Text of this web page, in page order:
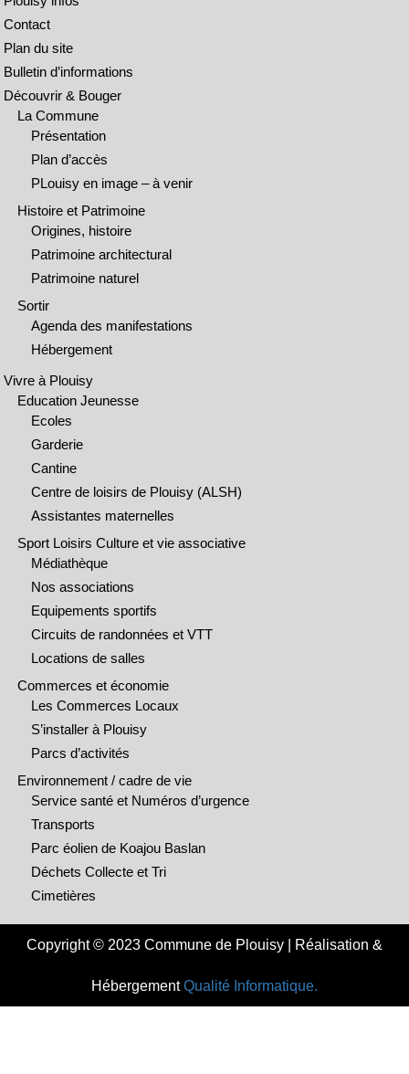
Contact
Plan du site
Bulletin d’informations
Découvrir & Bouger
La Commune
Présentation
Plan d’accès
PLouisy en image – à venir
Histoire et Patrimoine
Origines, histoire
Patrimoine architectural
Patrimoine naturel
Sortir
Agenda des manifestations
Hébergement
Vivre à Plouisy
Education Jeunesse
Ecoles
Garderie
Cantine
Centre de loisirs de Plouisy (ALSH)
Assistantes maternelles
Sport Loisirs Culture et vie associative
Médiathèque
Nos associations
Equipements sportifs
Circuits de randonnées et VTT
Locations de salles
Commerces et économie
Les Commerces Locaux
S’installer à Plouisy
Parcs d’activités
Environnement / cadre de vie
Service santé et Numéros d’urgence
Transports
Parc éolien de Koajou Baslan
Déchets Collecte et Tri
Cimetières
Copyright © 2023 Commune de Plouisy | Réalisation &
HébergementQualité Informatique.